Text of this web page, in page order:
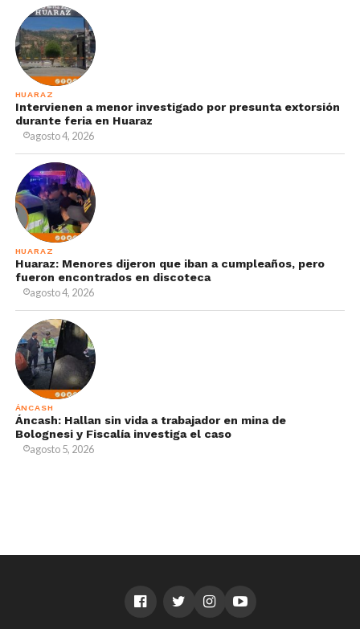
HUARAZ
Intervienen a menor investigado por presunta extorsión
durante feria en Huaraz
agosto 4, 2026
HUARAZ
Huaraz: Menores dijeron que iban a cumpleaños, pero
fueron encontrados en discoteca
agosto 4, 2026
ÁNCASH
Áncash: Hallan sin vida a trabajador en mina de
Bolognesi y Fiscalía investiga el caso
agosto 5, 2026